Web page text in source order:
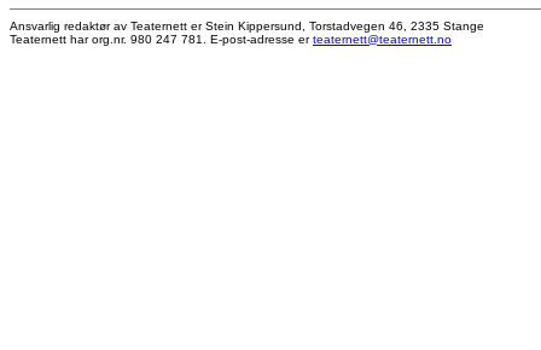
Ansvarlig redaktør av Teaternett er Stein Kippersund, Torstadvegen 46, 2335 Stange
Teaternett har org.nr. 980 247 781. E-post-adresse erteaternett@teaternett.no